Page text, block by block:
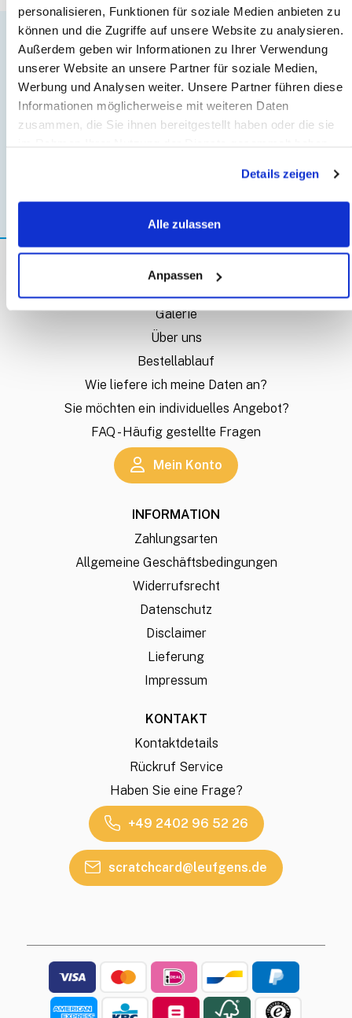
personalisieren, Funktionen für soziale Medien anbieten zu
können und die Zugriffe auf unsere Website zu analysieren.
Außerdem geben wir Informationen zu Ihrer Verwendung
unserer Website an unsere Partner für soziale Medien,
Werbung und Analysen weiter. Unsere Partner führen diese
Informationen möglicherweise mit weiteren Daten
zusammen, die Sie ihnen bereitgestellt haben oder die sie
Details zeigen
Alle zulassen
Anpassen
Rückruf Service
Galerie
Über uns
Bestellablauf
Wie liefere ich meine Daten an?
Sie möchten ein individuelles Angebot?
FAQ - Häufig gestellte Fragen
Mein Konto
INFORMATION
Zahlungsarten
Allgemeine Geschäftsbedingungen
Widerrufsrecht
Datenschutz
Disclaimer
Lieferung
Impressum
KONTAKT
Kontaktdetails
Rückruf Service
Haben Sie eine Frage?
+49 2402 96 52 26
scratchcard@leufgens.de